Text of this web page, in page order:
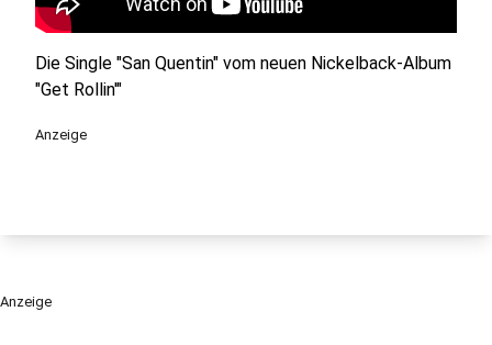
Die Single "San Quentin" vom neuen Nickelback-Album
"Get Rollin'"
Anzeige
Anzeige